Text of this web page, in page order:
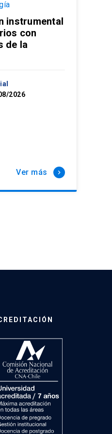
instrumental
con
de la
2026
Ver más keyboard_arrow_right